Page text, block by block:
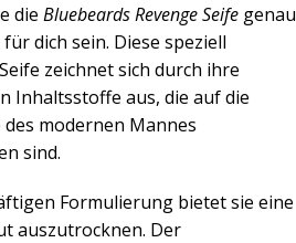
die Bluebeards Revenge Seife genau
dich sein. Diese speziell
zeichnet sich durch ihre
Inhaltsstoffe aus, die auf die
modernen Mannes
sind.
Formulierung bietet sie eine
auszutrocknen. Der